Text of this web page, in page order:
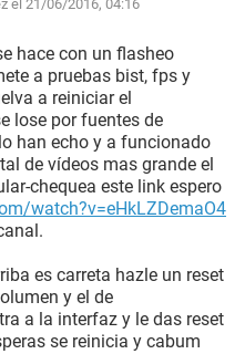
el 21/06/2016, 04:16
hace con un flasheo
a pruebas bist, fps y
a reiniciar el
lose por fuentes de
han echo y a funcionado
de vídeos mas grande el
chequea este link espero
watch?v=eHkLZDemaO4
es carreta hazle un reset
y el de
a la interfaz y le das reset
se reinicia y cabum